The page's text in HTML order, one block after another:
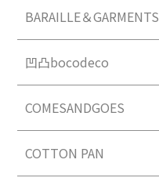
BARAILLE＆GARMENTS
凹凸bocodeco
COMESANDGOES
COTTON PAN